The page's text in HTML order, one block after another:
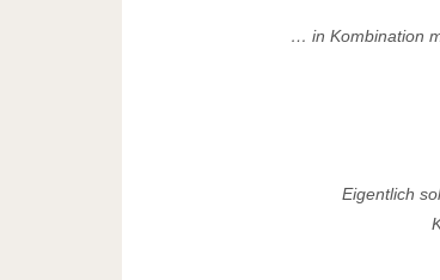
… in Kombination
Eigentlich